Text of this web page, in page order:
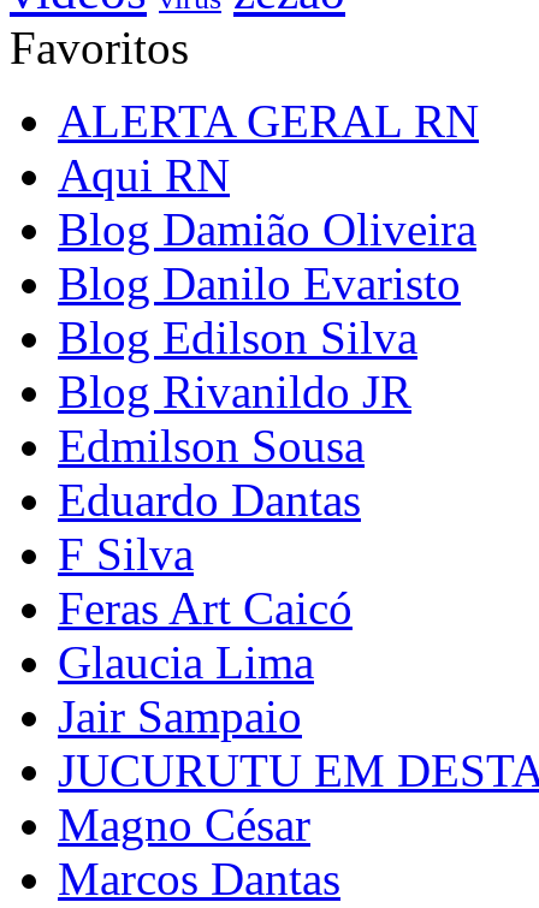
Favoritos
ALERTA GERAL RN
Aqui RN
Blog Damião Oliveira
Blog Danilo Evaristo
Blog Edilson Silva
Blog Rivanildo JR
Edmilson Sousa
Eduardo Dantas
F Silva
Feras Art Caicó
Glaucia Lima
Jair Sampaio
JUCURUTU EM
Magno César
Marcos Dantas